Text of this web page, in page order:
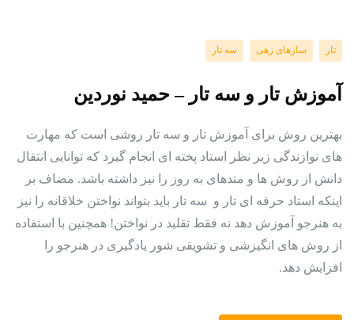
تار سازهای زهی سه تار
آموزش تار و سه تار – حمید نوردین
بهترین روش برای آموزش تار و سه تار روشی است که مهارت
های نوازندگی زیر نظر استاد پخته ای انجام گیرد که توانایی انتقال
دانش از روش ها و متدهای به روز را نیز داشته باشد. مضاف بر
اینکه استاد حرفه ای تار و سه تار باید بتواند نواختن خلاقانه را نیز
به هنرجو آموزش دهد نه فقط تقلید در نواختن! همچنین با استفاده
از روش های انگیزشی و تشویقی شور یادگیری در هنرجو را
افزایش دهد.